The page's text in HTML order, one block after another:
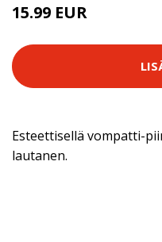
15.99 EUR
Esteettisellä vompatti-
lautanen.